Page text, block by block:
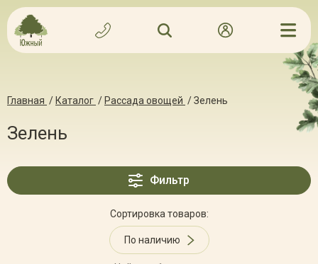
Главная / Каталог / Рассада овощей /Зелень
Зелень
Фильтр
Сортировка товаров:
По наличию